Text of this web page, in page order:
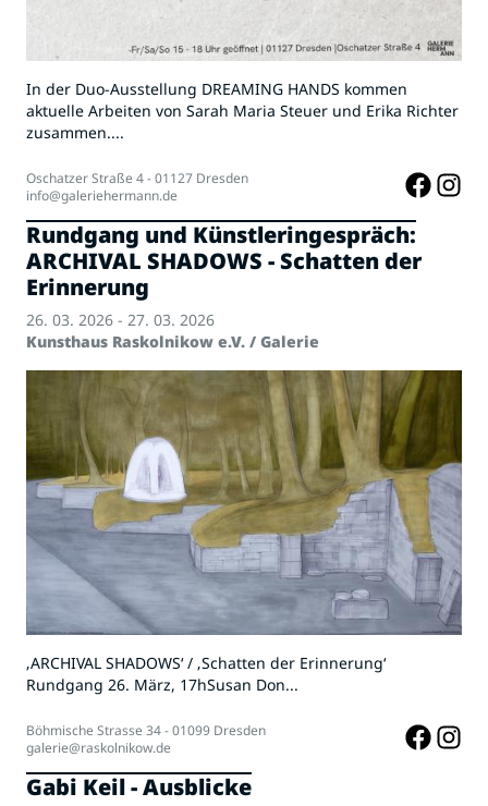
In der Duo-Ausstellung DREAMING HANDS kommen
aktuelle Arbeiten von Sarah Maria Steuer und Erika Richter
zusammen....
Oschatzer Straße 4 - 01127 Dresden
info@galeriehermann.de
Rundgang und Künstleringespräch:
ARCHIVAL SHADOWS - Schatten der
Erinnerung
26. 03. 2026 - 27. 03. 2026
Kunsthaus Raskolnikow e.V. / Galerie
‚ARCHIVAL SHADOWS‘ / ‚Schatten der Erinnerung‘
Rundgang 26. März, 17hSusan Don...
Böhmische Strasse 34 - 01099 Dresden
galerie@raskolnikow.de
Gabi Keil - Ausblicke